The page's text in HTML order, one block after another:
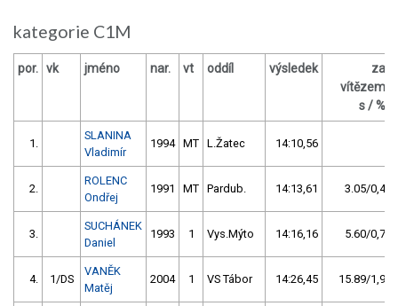
kategorie C1M
por. vk jméno nar. vt oddíl výsledek
za
vítězem
s / %
1.
SLANINA
Vladimír
1994 MT L.Žatec 14:10,56
2.
ROLENC
Ondřej
1991 MT Pardub. 14:13,61 3.05/0,4
3.
SUCHÁNEK
Daniel
1993 1 Vys.Mýto 14:16,16 5.60/0,7
4. 1/DS
VANĚK
Matěj
2004 1 VS Tábor 14:26,45 15.89/1,9